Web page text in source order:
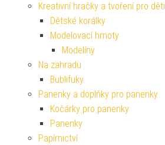
Kreativní hračky a tvoření pro děti
Dětské korálky
Modelovací hmoty
Modelíny
Na zahradu
Bublifuky
Panenky a doplňky pro panenky
Kočárky pro panenky
Panenky
Papírnictví